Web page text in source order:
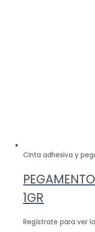
Cinta adhesiva y
1GR
Regístrate para ver